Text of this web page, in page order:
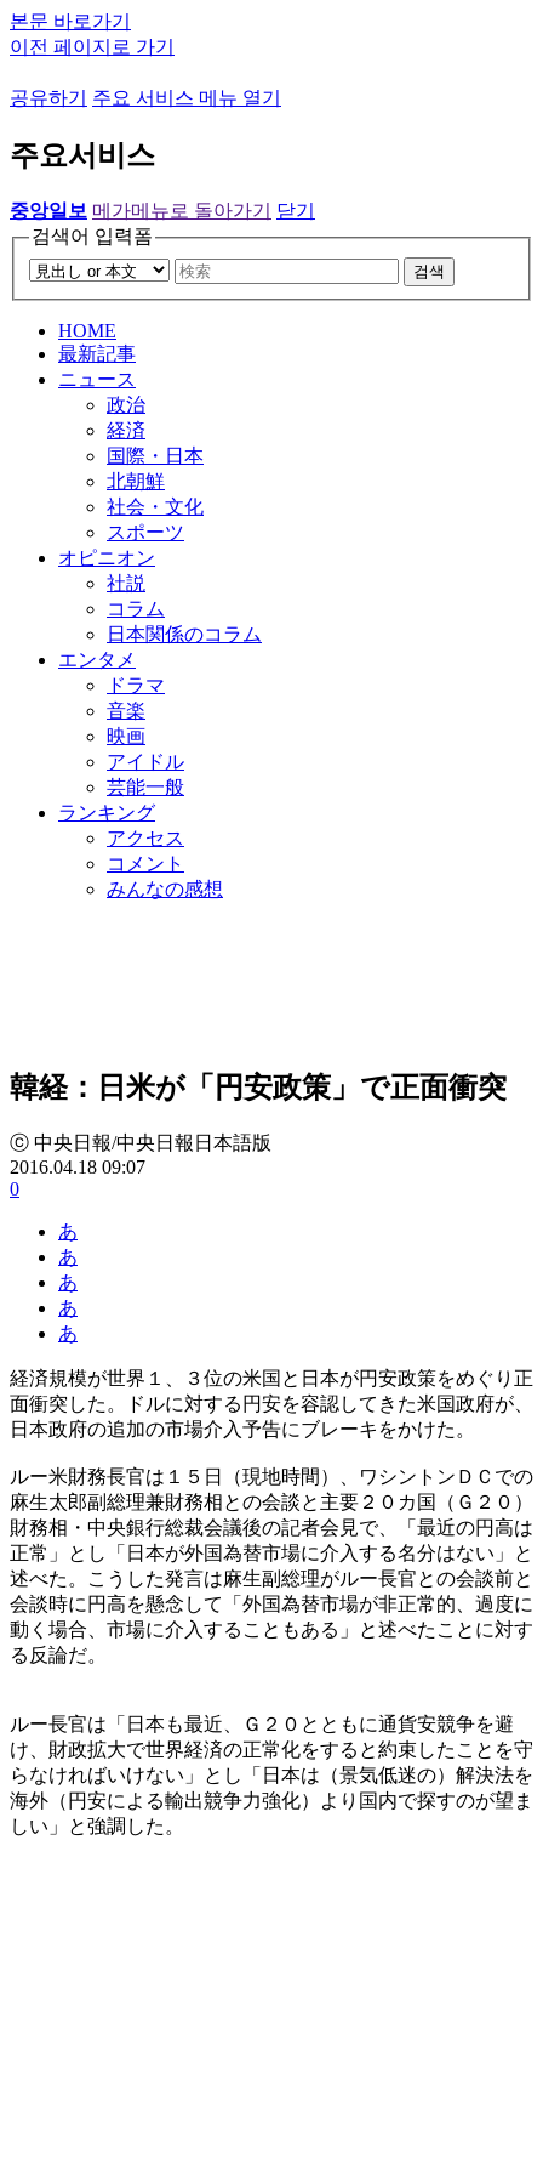
본문 바로가기
이전 페이지로 가기
공유하기 주요 서비스 메뉴 열기
주요서비스
중앙일보 메가메뉴로 돌아가기
닫기
검색어 입력폼
검색
HOME
最新記事
ニュース
政治
経済
国際・日本
北朝鮮
社会・文化
スポーツ
オピニオン
社説
コラム
日本関係のコラム
エンタメ
ドラマ
音楽
映画
アイドル
芸能一般
ランキング
アクセス
コメント
みんなの感想
韓経：日米が「円安政策」で正面衝突
ⓒ 中央日報/中央日報日本語版
2016.04.18 09:07
0
あ
あ
あ
あ
あ
経済規模が世界１、３位の米国と日本が円安政策をめぐり正
面衝突した。ドルに対する円安を容認してきた米国政府が、
日本政府の追加の市場介入予告にブレーキをかけた。
ルー米財務長官は１５日（現地時間）、ワシントンＤＣでの
麻生太郎副総理兼財務相との会談と主要２０カ国（Ｇ２０）
財務相・中央銀行総裁会議後の記者会見で、「最近の円高は
正常」とし「日本が外国為替市場に介入する名分はない」と
述べた。こうした発言は麻生副総理がルー長官との会談前と
会談時に円高を懸念して「外国為替市場が非正常的、過度に
動く場合、市場に介入することもある」と述べたことに対す
る反論だ。
ルー長官は「日本も最近、Ｇ２０とともに通貨安競争を避
け、財政拡大で世界経済の正常化をすると約束したことを守
らなければいけない」とし「日本は（景気低迷の）解決法を
海外（円安による輸出競争力強化）より国内で探すのが望ま
しい」と強調した。